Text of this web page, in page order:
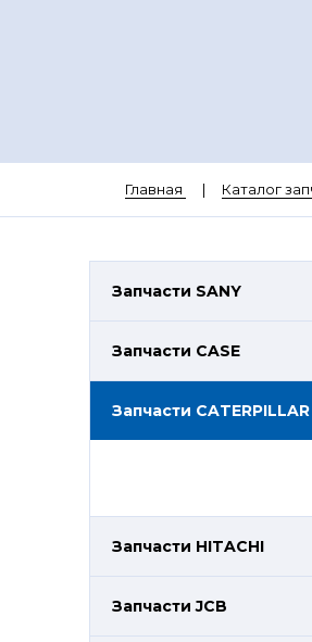
Главная Каталог
Запчасти SANY
Запчасти CASE
Запчасти CATERPILLAR
Запчасти HITACHI
Запчасти JCB